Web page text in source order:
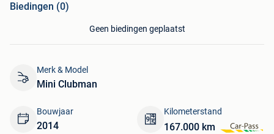
Merk & Model
Mini Clubman
Bouwjaar
2014
Kilometerstand
167.000 km
Biedingen (0)
Geen biedingen geplaatst